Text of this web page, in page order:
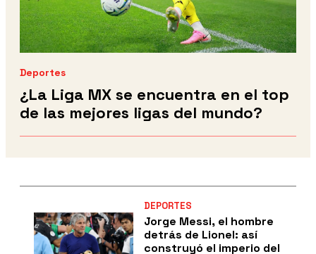
Deportes
¿La Liga MX se encuentra en el top
de las mejores ligas del mundo?
DEPORTES
Jorge Messi, el hombre
detrás de Lionel: así
construyó el imperio del